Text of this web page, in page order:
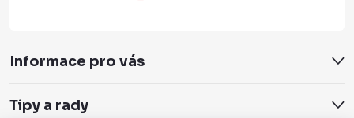
Informace pro vás
Tipy a rady